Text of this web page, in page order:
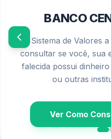
PIS/
Confira o calendário
requisitos atualizados
salarial diretamente no